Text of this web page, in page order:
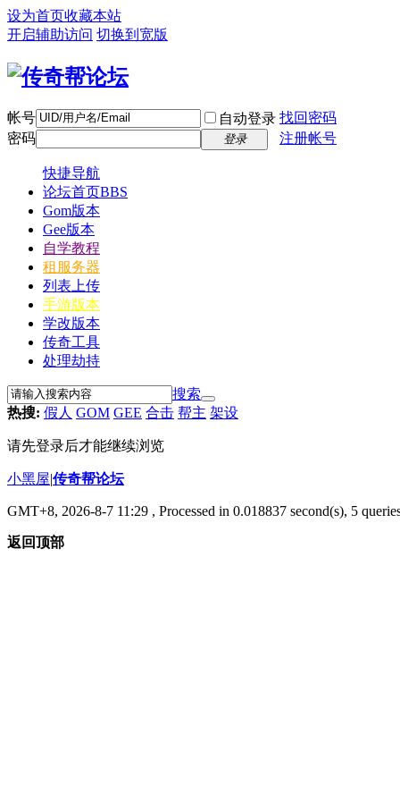
设为首页收藏本站
开启辅助访问 切换到宽版
帐号 自动登录 找回密码
密码
登录 注册帐号
快捷导航
论坛首页BBS
Gom版本
Gee版本
自学教程
租服务器
列表上传
手游版本
学改版本
传奇工具
处理劫持
搜索
热搜: 假人 GOM GEE 合击 帮主 架设
请先登录后才能继续浏览
小黑屋|传奇帮论坛
GMT+8, 2026-8-7 11:29 , Processed in 0.018837 second(s), 5
返回顶部